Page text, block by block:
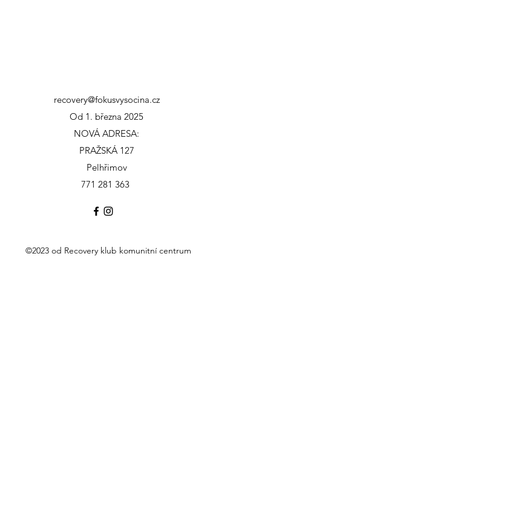
recovery@fokusvysocina.cz
Od 1. března 2025
NOVÁ ADRESA:
PRAŽSKÁ 127
Pelhřimov
771 281 363
©2023 od Recovery klub komunitní centrum